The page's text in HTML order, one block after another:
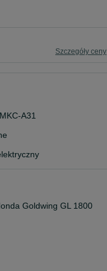
Szczegóły ceny
A31
Goldwing GL 1800